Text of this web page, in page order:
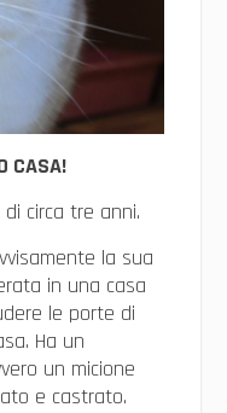
CASA!
circa tre anni.
la sua
in una casa
le porte di
Ha un
un micione
e castrato.